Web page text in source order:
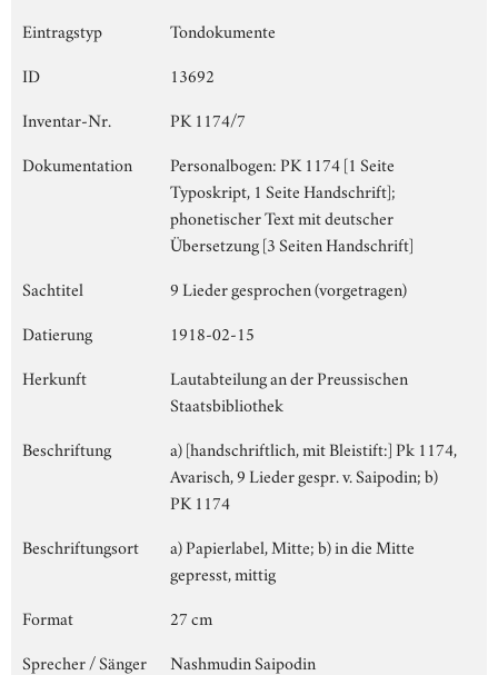
Eintragstyp
Tondokumente
ID
13692
Inventar-Nr.
PK 1174/7
Dokumentation
Personalbogen: PK 1174 [1 Seite
Typoskript, 1 Seite Handschrift];
phonetischer Text mit deutscher
Übersetzung [3 Seiten Handschrift]
Sachtitel
9 Lieder gesprochen (vorgetragen)
Datierung
1918-02-15
Herkunft
Lautabteilung an der Preussischen
Staatsbibliothek
Beschriftung
a) [handschriftlich, mit Bleistift:] Pk 1174,
Avarisch, 9 Lieder gespr. v. Saipodin; b)
PK 1174
Beschriftungsort
a) Papierlabel, Mitte; b) in die Mitte
gepresst, mittig
Format
27 cm
Sprecher / Sänger
Nashmudin Saipodin